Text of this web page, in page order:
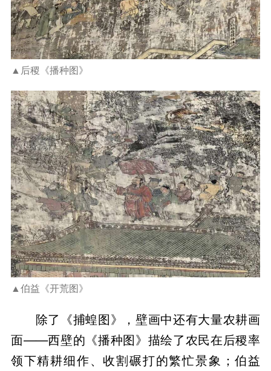
▲后稷《播种图》
▲伯益《开荒图》
除了《捕蝗图》，壁画中还有大量农耕画
面——西壁的《播种图》描绘了农民在后稷率
领下精耕细作、收割碾打的繁忙景象；伯益